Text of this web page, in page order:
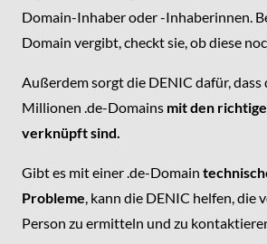
Domain-Inhaber oder -Inhaberinnen.
Domain vergibt, checkt sie, ob diese
Außerdem sorgt die DENIC dafür, dass
Millionen .de-Domains mit den
verknüpft sind.
Gibt es mit einer .de-Domain
Probleme, kann die DENIC helfen, die
Person zu ermitteln und zu